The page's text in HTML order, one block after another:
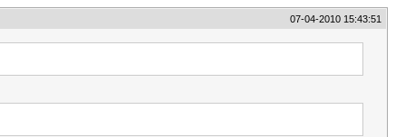
07-04-2010 15:43:51